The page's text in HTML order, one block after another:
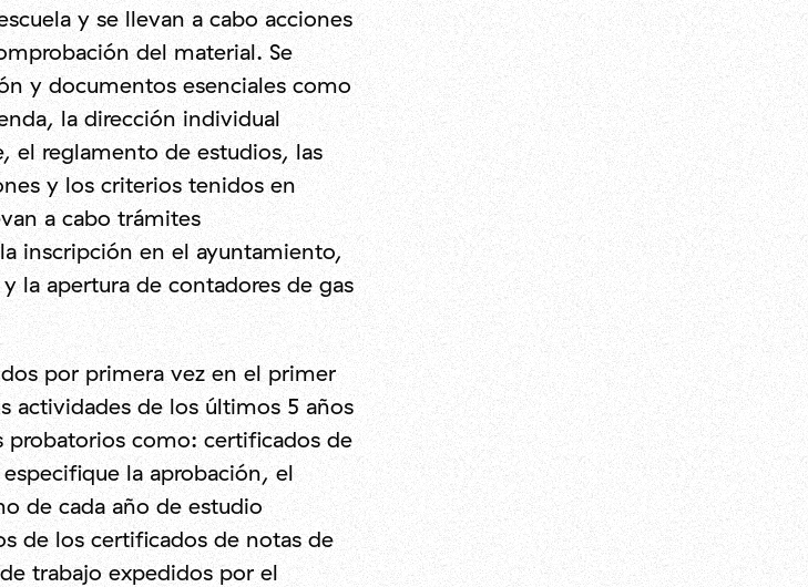
y se llevan a cabo acciones
del material. Se
y documentos esenciales como
la dirección individual
el reglamento de estudios, las
y los criterios tenidos en
a cabo trámites
inscripción en el ayuntamiento,
la apertura de contadores de gas
por primera vez en el primer
actividades de los últimos 5 años
como: certificados de
la aprobación, el
de cada año de estudio
de los certificados de notas de
trabajo expedidos por el